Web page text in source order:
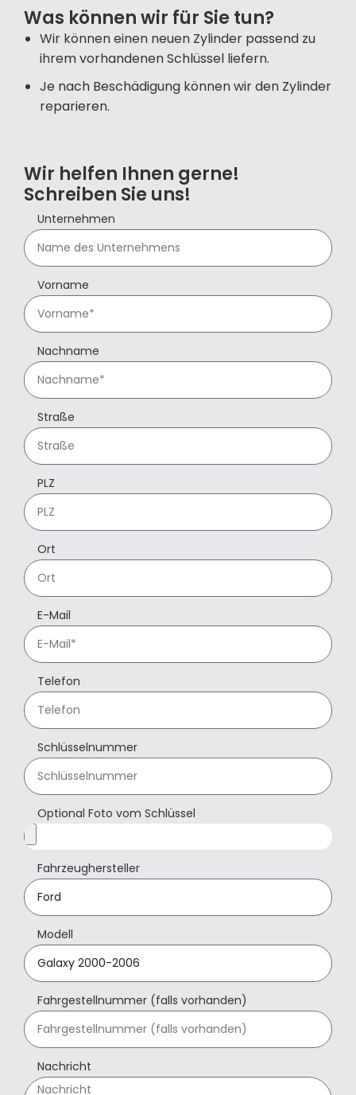
Was können wir für Sie tun?
Wir können einen neuen Zylinder passend zu
ihrem vorhandenen Schlüssel liefern.
Je nach Beschädigung können wir den Zylinder
reparieren.
Wir helfen Ihnen gerne!
Schreiben Sie uns!
Unternehmen
Vorname
Nachname
Straße
PLZ
Ort
E-Mail
Telefon
Schlüsselnummer
Optional Foto vom Schlüssel
Fahrzeughersteller
Modell
Fahrgestellnummer (falls vorhanden)
Nachricht